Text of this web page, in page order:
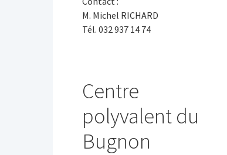
M. Michel RICHARD
Tél. 032 937 14 74
Centre
polyvalent du
Bugnon